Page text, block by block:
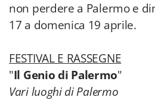
non perdere a Palermo e
17 a domenica 19 aprile.
FESTIVAL E RASSEGNE
"Il Genio di Palermo"
Vari luoghi di Palermo